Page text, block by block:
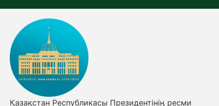
Қазақстан Республикасы Президентінің ресми